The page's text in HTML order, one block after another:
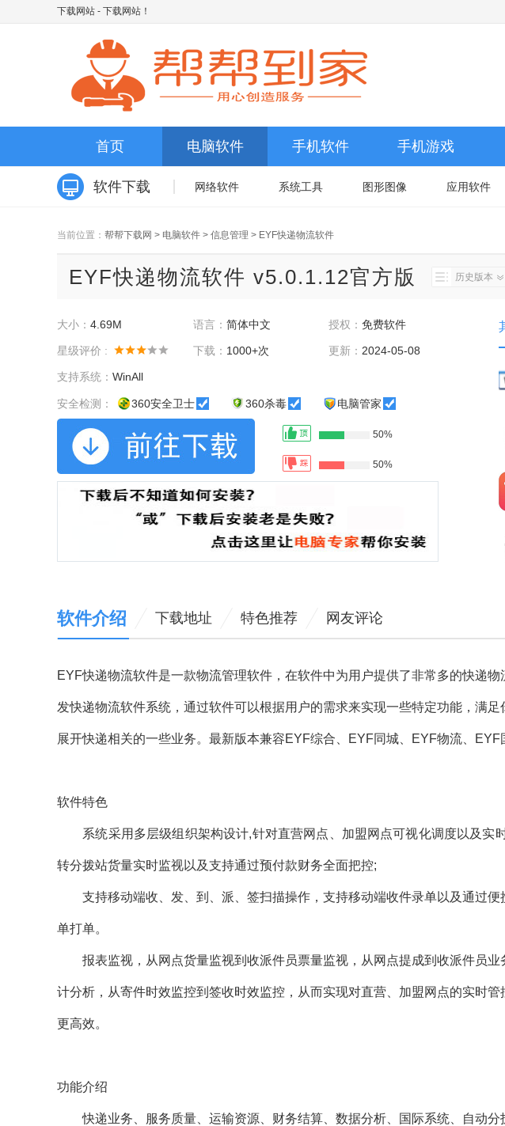
下载网站 - 下载网站！
首页 电脑软件 手机软件 手机游戏
软件下载 网络软件 系统工具 图形图像 应用软件
当前位置： 帮帮下载网 > 电脑软件 > 信息管理 > EYF快递物流软件
EYF快递物流软件 v5.0.1.12官方版 历史版本
大小： 4.69M 语言： 简体中文 授权：免费软件
星级评价 : 下载： 1000+次 更新： 2024-05-08
支持系统： WinAll
安全检测： 360安全卫士 360杀毒 电脑管家
50%
50%
软件介绍 下载地址 特色推荐 网友评论
EYF快递物流软件是一款物流管理软件，在软件中为用户提供了非常多的快递
发快递物流软件系统，通过软件可以根据用户的需求来实现一些特定功能，满
展开快递相关的一些业务。最新版本兼容EYF综合、EYF同城、EYF物流、EYF
软件特色
系统采用多层级组织架构设计,针对直营网点、加盟网点可视化调度以及实
转分拨站货量实时监视以及支持通过预付款财务全面把控;
支持移动端收、发、到、派、签扫描操作，支持移动端收件录单以及通过便
单打单。
报表监视，从网点货量监视到收派件员票量监视，从网点提成到收派件员业
计分析，从寄件时效监控到签收时效监控，从而实现对直营、加盟网点的实时管
更高效。
功能介绍
快递业务、服务质量、运输资源、财务结算、数据分析、国际系统、自动分